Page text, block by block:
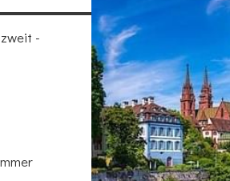
-